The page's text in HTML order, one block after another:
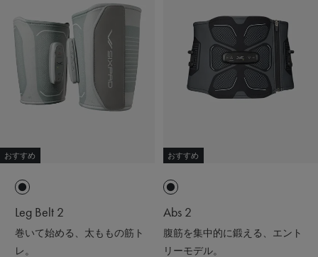
おすすめ
Leg Belt 2
巻いて始める、太ももの筋ト
レ。
おすすめ
Abs 2
腹筋を集中的に鍛える、エント
リーモデル。